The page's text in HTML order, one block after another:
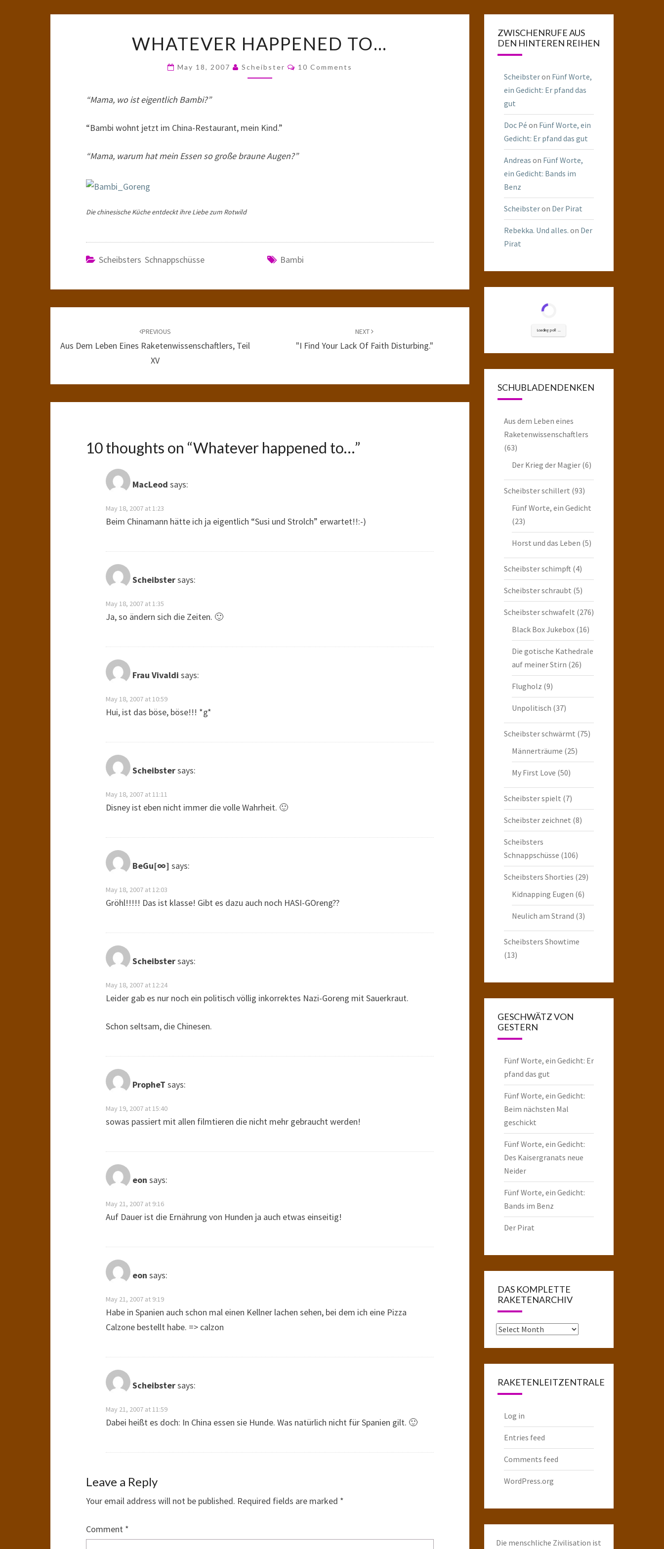
HAPPENED
WHATEVER HAPPENED TO…
May 18, 2007 Scheibster Comments
10 Comments
“Mama, wo ist eigentlich Bambi?”
“Bambi wohnt jetzt im China-Restaurant, mein Kind.”
“Mama, warum hat mein Essen so große braune Augen?”
Die chinesische Küche entdeckt ihre Liebe zum Rotwild
Scheibsters Schnappschüsse Bambi
PREVIOUS
Aus Dem Leben Eines Raketenwissenschaftlers, Teil
XV
NEXT
"I Find Your Lack Of Faith Disturbing."
10 thoughts on “Whatever happened to…”
MacLeod says:
May 18, 2007 at 1:23
Beim Chinamann hätte ich ja eigentlich “Susi und Strolch” erwartet!!:-)
Scheibstersays:
May 18, 2007 at 1:35
Ja, so ändern sich die Zeiten. 🙂
Frau Vivaldi says:
May 18, 2007 at 10:59
Hui, ist das böse, böse!!! *g*
Scheibstersays:
May 18, 2007 at 11:11
Disney ist eben nicht immer die volle Wahrheit. 🙂
BeGu[∞] says:
May 18, 2007 at 12:03
Gröhl!!!!! Das ist klasse! Gibt es dazu auch noch HASI-GOreng??
Scheibstersays:
May 18, 2007 at 12:24
Leider gab es nur noch ein politisch völlig inkorrektes Nazi-Goreng mit Sauerkraut.
Schon seltsam, die Chinesen.
PropheT says:
May 19, 2007 at 15:40
sowas passiert mit allen filmtieren die nicht mehr gebraucht werden!
eon says:
May 21, 2007 at 9:16
Auf Dauer ist die Ernährung von Hunden ja auch etwas einseitig!
eon says:
May 21, 2007 at 9:19
Habe in Spanien auch schon mal einen Kellner lachen sehen, bei dem ich eine Pizza
Calzone bestellt habe. => calzon
Scheibstersays:
May 21, 2007 at 11:59
Dabei heißt es doch: In China essen sie Hunde. Was natürlich nicht für Spanien gilt. 🙂
Leave a Reply
Your email address will not be published. Required fields are marked *
Comment *
ZWISCHENRUFE AUS
DEN HINTEREN REIHEN
Scheibsteron Fünf Worte,
ein Gedicht: Er pfand das
gut
Doc Pé on Fünf Worte, ein
Gedicht: Er pfand das gut
Andreas on Fünf Worte,
ein Gedicht: Bands im
Benz
Scheibsteron Der Pirat
Rebekka. Und alles. on Der
Pirat
Loading poll ...
SCHUBLADENDENKEN
Aus dem Leben eines
Raketenwissenschaftlers
(63)
Der Krieg der Magier(6)
Scheibster schillert (93)
Fünf Worte, ein Gedicht
(23)
Horst und das Leben (5)
Scheibster schimpft (4)
Scheibster schraubt (5)
Scheibster schwafelt (276)
Black Box Jukebox(16)
Die gotische Kathedrale
auf meiner Stirn (26)
Flugholz (9)
Unpolitisch (37)
Scheibster schwärmt (75)
Männerträume (25)
My First Love (50)
Scheibster spielt (7)
Scheibster zeichnet (8)
Scheibsters
Schnappschüsse (106)
Scheibsters Shorties (29)
Kidnapping Eugen (6)
Neulich am Strand (3)
Scheibsters Showtime
(13)
GESCHWÄTZ VON
GESTERN
Fünf Worte, ein Gedicht: Er
pfand das gut
Fünf Worte, ein Gedicht:
Beim nächsten Mal
geschickt
Fünf Worte, ein Gedicht:
Des Kaisergranats neue
Neider
Fünf Worte, ein Gedicht:
Bands im Benz
Der Pirat
DAS KOMPLETTE
RAKETENARCHIV
Das
RAKETENLEITZENTRALE
Log in
Entries feed
Comments feed
WordPress.org
Die menschliche Zivilisation ist